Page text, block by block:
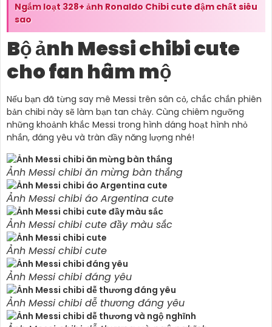
Ngắm loạt 328+ ảnh Ronaldo Chibi cute đậm chất siêu
sao
Bộ ảnh Messi chibi cute
cho fan hâm mộ
Nếu bạn đã từng say mê Messi trên sân cỏ, chắc chắn phiên
bản chibi này sẽ làm bạn tan chảy. Cùng chiêm ngưỡng
những khoảnh khắc Messi trong hình dáng hoạt hình nhỏ
nhắn, đáng yêu và tràn đầy năng lượng nhé!
Ảnh Messi chibi ăn mừng bàn thắng
Ảnh Messi chibi áo Argentina cute
Ảnh Messi chibi cute đầy màu sắc
Ảnh Messi chibi cute
Ảnh Messi chibi đáng yêu
Ảnh Messi chibi dễ thương đáng yêu